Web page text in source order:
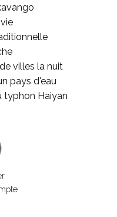
villes la nuit
pays d'eau
typhon Haiyan